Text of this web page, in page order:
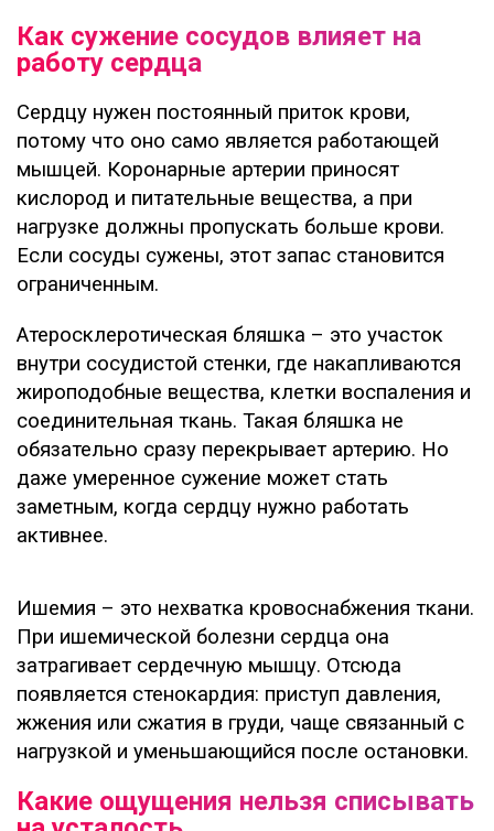
Как сужение сосудов влияет на
работу сердца
Сердцу нужен постоянный приток крови,
потому что оно само является работающей
мышцей. Коронарные артерии приносят
кислород и питательные вещества, а при
нагрузке должны пропускать больше крови.
Если сосуды сужены, этот запас становится
ограниченным.
Атеросклеротическая бляшка – это участок
внутри сосудистой стенки, где накапливаются
жироподобные вещества, клетки воспаления и
соединительная ткань. Такая бляшка не
обязательно сразу перекрывает артерию. Но
даже умеренное сужение может стать
заметным, когда сердцу нужно работать
активнее.
Ишемия – это нехватка кровоснабжения ткани.
При ишемической болезни сердца она
затрагивает сердечную мышцу. Отсюда
появляется стенокардия: приступ давления,
жжения или сжатия в груди, чаще связанный с
нагрузкой и уменьшающийся после остановки.
Какие ощущения нельзя списывать